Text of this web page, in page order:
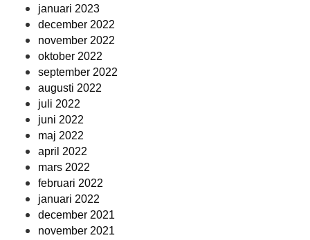
januari 2023
december 2022
november 2022
oktober 2022
september 2022
augusti 2022
juli 2022
juni 2022
maj 2022
april 2022
mars 2022
februari 2022
januari 2022
december 2021
november 2021